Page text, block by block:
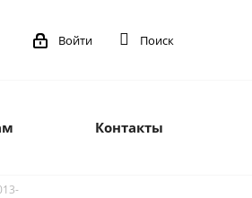
Войти Поиск
Контакты